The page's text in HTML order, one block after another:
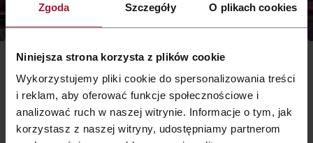
Zgoda Szczegóły O plikach cookies
Niniejsza strona korzysta z plików cookie
Wykorzystujemy pliki cookie do spersonalizowania treści
i reklam, aby oferować funkcje społecznościowe i
analizować ruch w naszej witrynie. Informacje o tym, jak
korzystasz z naszej witryny, udostępniamy partnerom
Weselew Qubus Hotel Bydgoszcz
Organizując wesele w Qubus Hotel Bydgoszcz, możecie liczyć na
wsparcie profesjonalistów z wieloletnim doświadczeniem.
Nasze pięknie udekorowane sale weselne, wyjątkowe menu i
dodatkowe atrakcje sprawią, że zarówno Wy, jak i Wasi Goście,